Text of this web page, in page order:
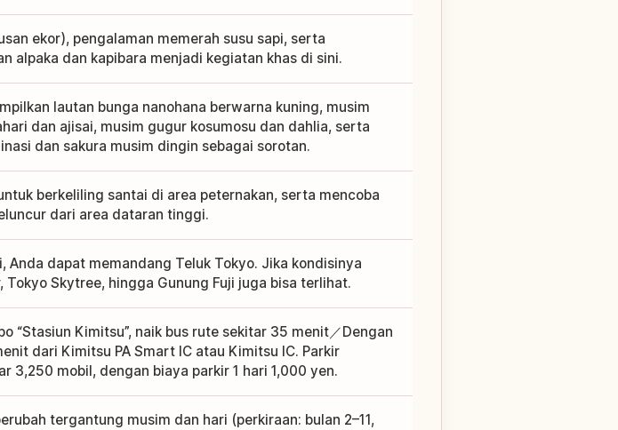
ekor), pengalaman memerah susu sapi, serta
alpaka dan kapibara menjadi kegiatan khas di sini.
lautan bunga nanohana berwarna kuning, musim
dan ajisai, musim gugur kosumosu dan dahlia, serta
dan sakura musim dingin sebagai sorotan.
berkeliling santai di area peternakan, serta mencoba
dari area dataran tinggi.
Anda dapat memandang Teluk Tokyo. Jika kondisinya
Tokyo Skytree, hingga Gunung Fuji juga bisa terlihat.
“Stasiun Kimitsu”, naik bus rute sekitar 35 menit／Dengan
dari Kimitsu PA Smart IC atau Kimitsu IC. Parkir
3,250 mobil, dengan biaya parkir 1 hari 1,000 yen.
tergantung musim dan hari (perkiraan: bulan 2–11,